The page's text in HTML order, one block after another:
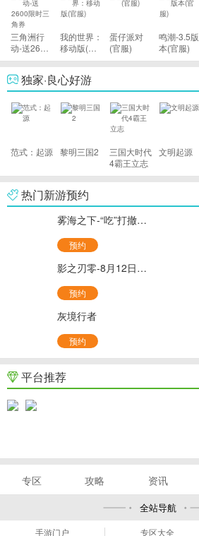
三角洲行
动-送2600
限时三角券
我的世界：
移动版(官
服)
蛋仔派对
(官服)
鸣潮-3.5版
本(官服)
独家·良心好游
范式：起源 黎明三国2
三国大时代
4霸王立志
文明起源
热门新游预约
雾海之下-“吃”打撤新游(官服)
预约
影之刃零-8月12日开放预购-PC
预约
灰境行者
预约
平台推荐
专区 攻略 资讯
全站导航
手游门户 专区大全